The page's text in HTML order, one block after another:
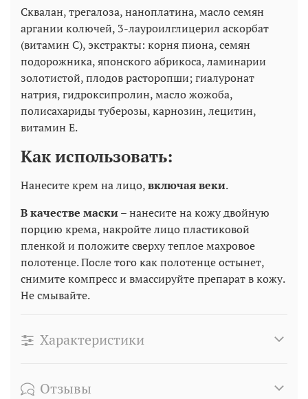
Сквалан, трегалоза, наноплатина, масло семян
аргании колючей, 3-лауроилглицерил аскорбат
(витамин С), экстракты: корня пиона, семян
подорожника, японского абрикоса, ламинарии
золотистой, плодов расторопши; гиалуронат
натрия, гидроксипролин, масло жожоба,
полисахариды туберозы, карнозин, лецитин,
витамин Е.
Как использовать:
Нанесите крем на лицо,включая веки.
В качестве маски– нанесите на кожу двойную
порцию крема, накройте лицо пластиковой
пленкой и положите сверху теплое махровое
полотенце. После того как полотенце остынет,
снимите компресс и вмассируйте препарат в кожу.
Не смывайте.
Характеристики
Отзывы